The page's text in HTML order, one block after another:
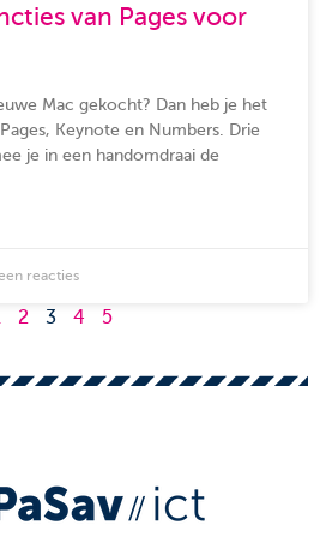
van Pages voor
Mac gekocht? Dan heb je het
Keynote en Numbers. Drie
je in een handomdraai de
reacties
2 3 4 5